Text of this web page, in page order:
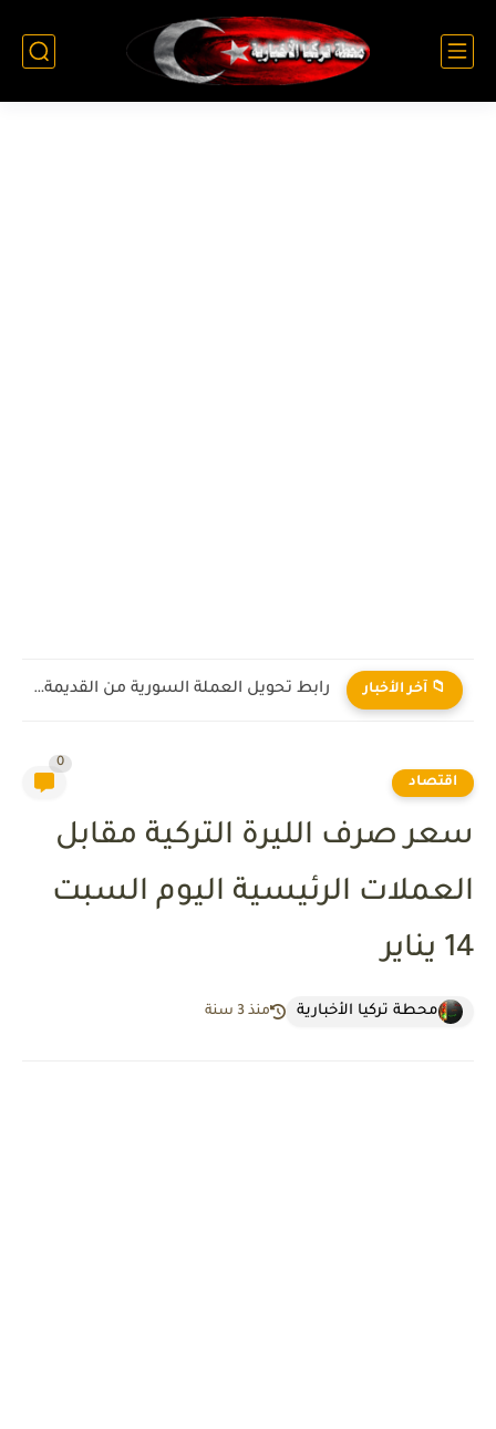
📁 آخر الأخبار رابط تحويل العملة السورية من القديمة إلى الجديدة 2026
اقتصاد
0
سعر صرف الليرة التركية مقابل
العملات الرئيسية اليوم السبت
14 يناير
محطة تركيا الأخبارية منذ 3 سنة